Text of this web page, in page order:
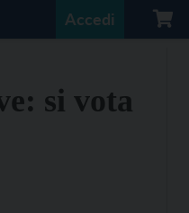
Accedi
si vota